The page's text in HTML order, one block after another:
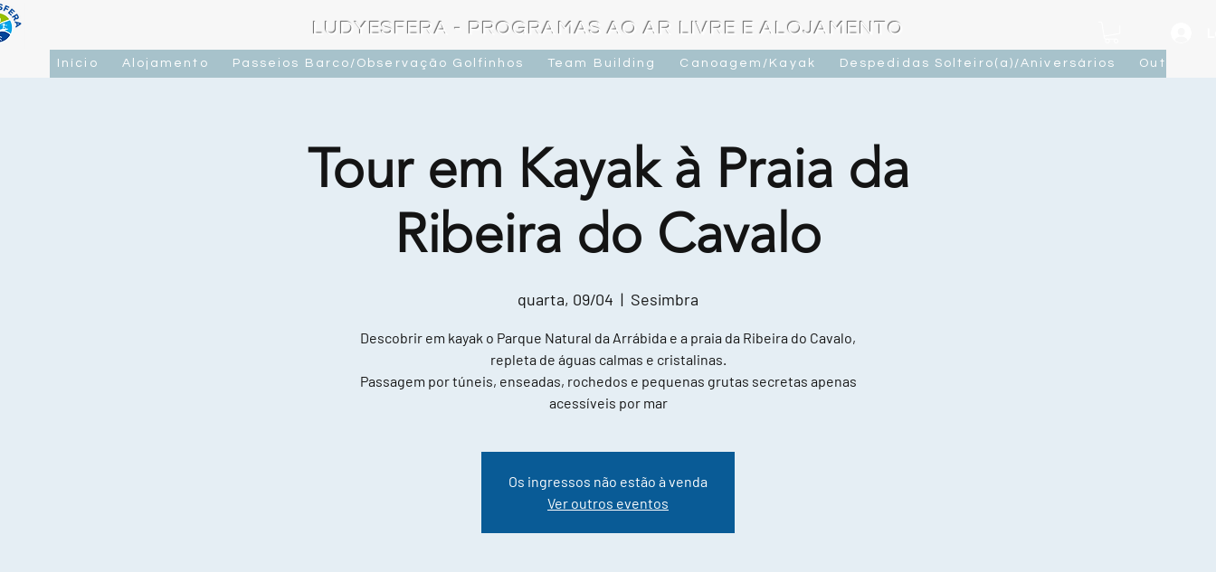
LUDYESFERA - PROGRAMAS AO AR LIVRE E ALOJAMENTO
Início Alojamento Passeios Barco/Observação Golfinhos Team Building Canoagem/Kayak Despedidas Solteiro(a)/Aniversários Outras
Tour em Kayak à Praia da
Ribeira do Cavalo
quarta, 09/04
  |
Sesimbra
Descobrir em kayak o Parque Natural da Arrábida e a praia da Ribeira do Cavalo,
repleta de águas calmas e cristalinas.
Passagem por túneis, enseadas, rochedos e pequenas grutas secretas apenas
acessíveis por mar
Os ingressos não estão à venda
Ver outros eventos